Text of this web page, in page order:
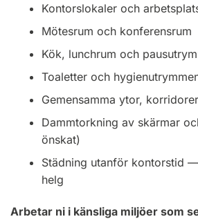
Kontorslokaler och
Mötesrum och konferensrum
Kök, lunchrum och
Toaletter och
Gemensamma ytor,
Dammtorkning av skärmar
önskat)
Städning utanför kontorstid
helg
Arbetar ni i känsliga miljöer som